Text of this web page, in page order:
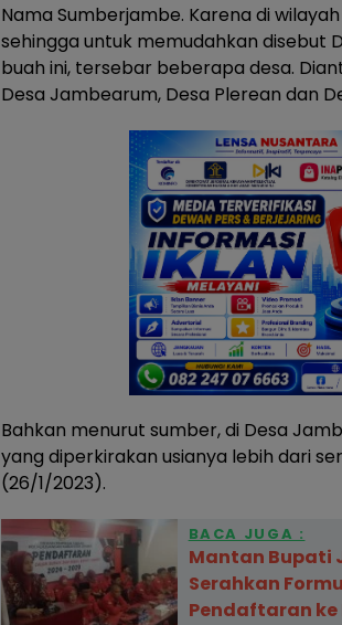
Nama Sumberjambe. Karena di
sehingga untuk memudahkan disebut
buah ini, tersebar beberapa desa.
Desa Jambearum, Desa Plerean dan
Bahkan menurut sumber, di Desa
yang diperkirakan usianya lebih dari
(26/1/2023).
BACA JUGA :
Mantan Bupati
Serahkan
Pendaftaran ke